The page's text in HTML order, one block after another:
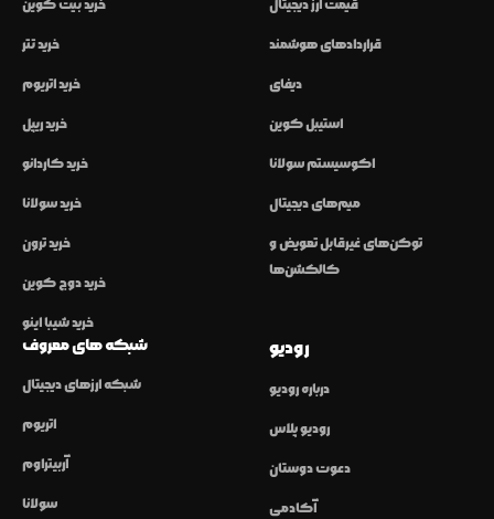
خرید بیت کوین
خرید تتر
خرید اتریوم
خرید ریپل
خرید کاردانو
خرید سولانا
خرید ترون
خرید دوج کوین
خرید شیبا اینو
قیمت ارز دیجیتال
قراردادهای هوشمند
دیفای
استیبل کوین
اکوسیستم سولانا
میم‌های دیجیتال
توکن‌های غیرقابل تعویض و
کالکشن‌ها
شبکه های معروف
شبکه ارزهای دیجیتال
اتریوم
آربیتراوم
سولانا
رودیو
درباره رودیو
رودیو پلاس
دعوت دوستان
آکادمی